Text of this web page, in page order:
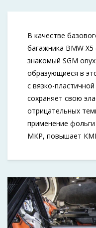
В качестве
багажника BMW
знакомый SGM
образующиеся в
с вязко-
сохраняет свою
отрицательных
применение
МКР, повышает